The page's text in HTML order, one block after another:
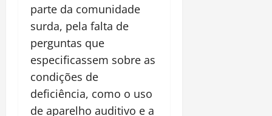
parte da comunidade
surda, pela falta de
perguntas que
especificassem sobre as
condições de
deficiência, como o uso
de aparelho auditivo e a